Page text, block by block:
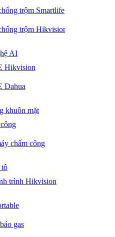
trộm Smartlife
trộm Hikvision
AI
Hikvision
Dahua
khuôn mặt
chấm công
tô
trình Hikvision
gas